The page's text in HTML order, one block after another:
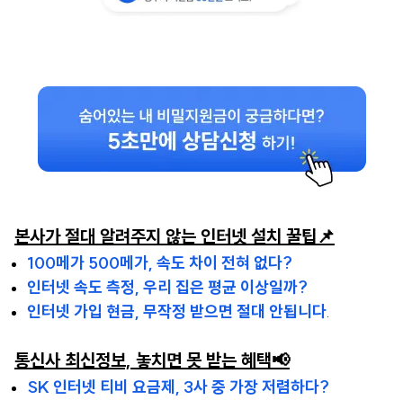
본사가 절대 알려주지 않는 인터넷 설치 꿀팁📌
100메가 500메가, 속도 차이 전혀 없다?
인터넷 속도 측정, 우리 집은 평균 이상일까?
인터넷 가입 현금, 무작정 받으면 절대 안됩니다.
통신사 최신정보, 놓치면 못 받는 혜택📢
SK 인터넷 티비 요금제, 3사 중 가장 저렴하다?